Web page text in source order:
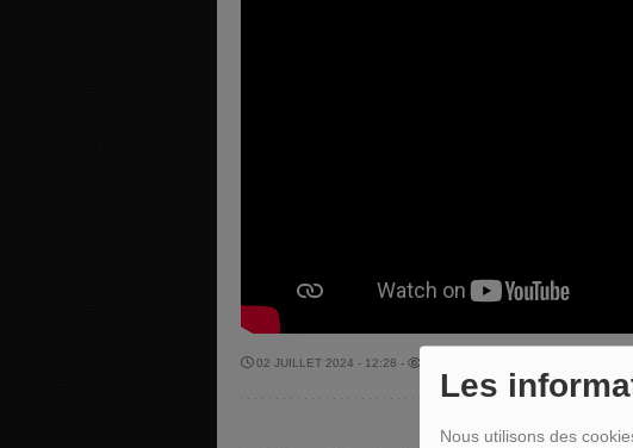
Les
Nous utilisons des
02 JUILLET 2024 - 12:28 -